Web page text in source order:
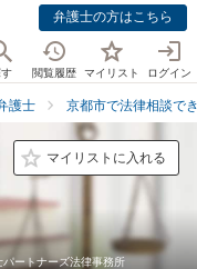
弁護士の方はこちら
閲覧履歴 マイリスト ログイン
護士 京都市で法律相談で
マイリストに入れる
ートナーズ法律事務所